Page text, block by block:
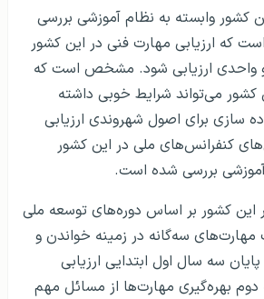
کشور وابسته به نظام آموزشی بررسی
ارزیابی مهارت فنی در این کشور
واحدی ارزیابی شود. مشخص است که
می‌تواند شرایط خوبی داشته
سازی برای اصول شهروندی ارزیابی
کنفرانس‌های ملی در این کشور
بررسی شده است.
این کشور بر اساس دوره‌های توسعه ملی
سه‌گانه در زمینه خواندن و
سه سال اول ابتدایی ارزیابی
بهره‌گیری مهارت‌ها از مسائل مهم